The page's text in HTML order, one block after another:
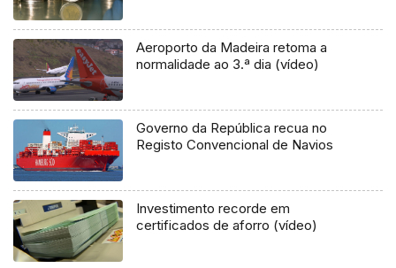
Aeroporto da Madeira retoma a
normalidade ao 3.ª dia (vídeo)
Governo da República recua no
Registo Convencional de Navios
Investimento recorde em
certificados de aforro (vídeo)